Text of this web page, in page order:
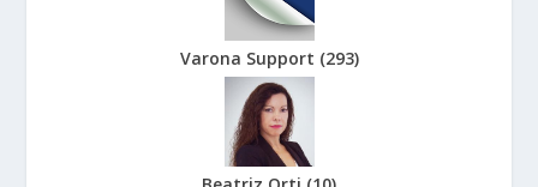
Varona Support (293)